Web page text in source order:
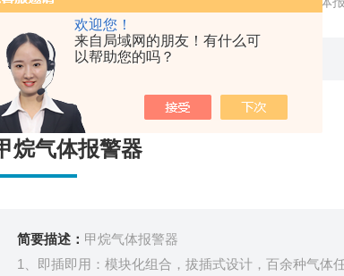
欢迎您！
来自局域网的朋友！有什么可
以帮助您的吗？
烷气体报警器
简要描述： 甲烷气体报警器
1、即插即用：模块化组合，拔插式设计，百余种气体